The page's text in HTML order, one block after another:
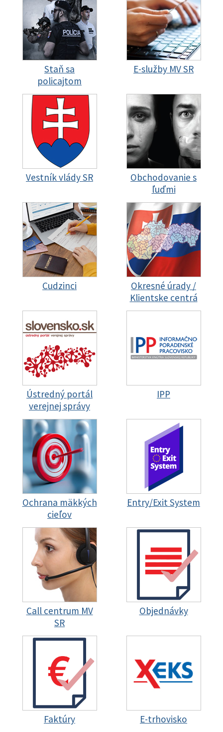
Staň sa
policajtom
E-služby MV SR
Vestník vlády SR
Obchodovanie s
ľuďmi
Cudzinci
Okresné úrady /
Klientske centrá
Ústredný portál
verejnej správy
IPP
Ochrana mäkkých
cieľov
Entry/Exit System
Call centrum MV
SR
Objednávky
Faktúry E-trhovisko